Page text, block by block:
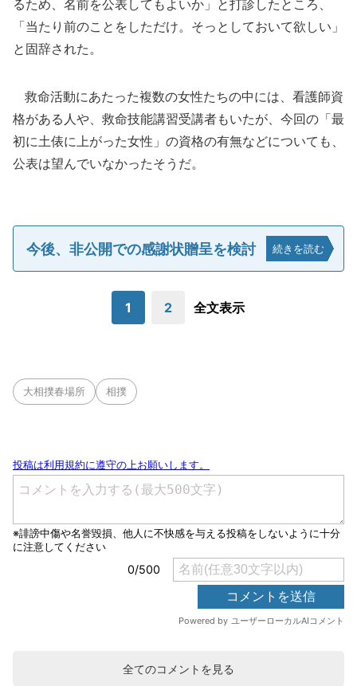
るため、名前を公表してもよいか」と打診したところ、
「当たり前のことをしただけ。そっとしておいて欲しい」
と固辞された。
救命活動にあたった複数の女性たちの中には、看護師資
格がある人や、救命技能講習受講者もいたが、今回の「最
初に土俵に上がった女性」の資格の有無などについても、
公表は望んでいなかったそうだ。
今後、非公開での感謝状贈呈を検討 続きを読む
1 2 全文表示
大相撲春場所 相撲
全てのコメントを見る